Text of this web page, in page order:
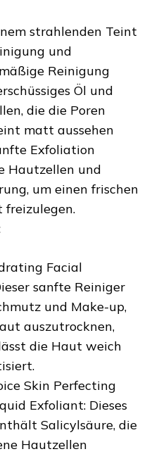
strahlenden Teint
und
Reinigung
Öl und
die die Poren
matt aussehen
Exfoliation
Hautzellen und
um einen frischen
freizulegen.
Facial
sanfte Reiniger
und Make-up,
auszutrocknen,
die Haut weich
Skin Perfecting
Exfoliant: Dieses
Salicylsäure, die
Hautzellen